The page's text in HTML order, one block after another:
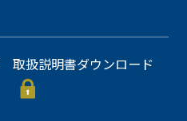
取扱説明書ダウンロード